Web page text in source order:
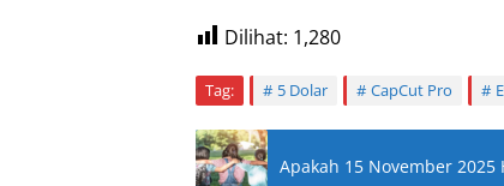
Dilihat: 1,280
Tag: 5 Dolar CapCut Pro
Apakah 15 November 2025